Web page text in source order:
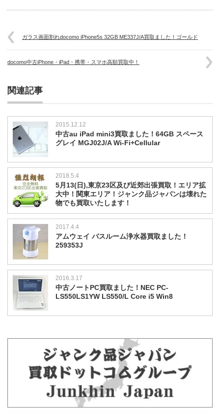
ガラス画面割れdocomo iPhone5s 32GB ME337J/A買取ました！ゴールド
docomo中古iPhone・iPad・携帯・スマホ高額買取中！
関連記事
2015.12.12
中古au iPad mini3買取ました！64GB スペース
グレイ MGJ02J/A Wi-Fi+Cellular
2018.5.4
5月13(日),東京23区及び近郊出張買取！エリア拡
大中！関東エリア！ジャンク品ジャパンは壊れた
物でも買取いたします！
2017.4.4
アムウェイ バスルーム浄水器買取ました！
259353J
2016.3.17
中古ノートPC買取ました！NEC PC-
LS550LS1YW LS550/L Core i5 Win8